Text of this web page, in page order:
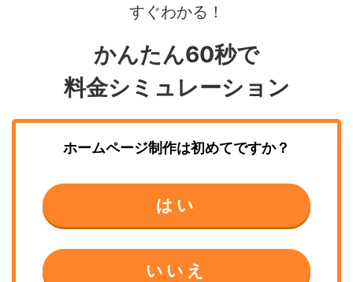
すぐわかる！
かんたん60秒で
料金シミュレーション
ホームページ制作は初めてですか？
はい
いいえ